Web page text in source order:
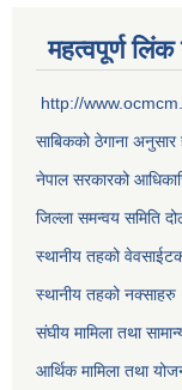
महत्वपूर्ण
http://
साबिकको ठेगाना अनुसार
नेपाल सरकारको
जिल्ला समन्वय समिति
स्थानीय तहको
स्थानीय तहको नक्साहरु
संघीय मामिला तथा
आर्थिक मामिला तथा